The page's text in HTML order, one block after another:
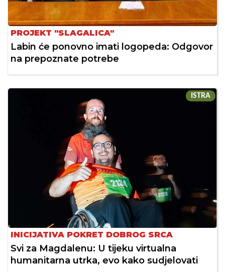
PROJEKT "SLAGALICA"
Labin će ponovno imati logopeda: Odgovor
na prepoznate potrebe
ISTRA
INICIJATIVA POKRET DOBROG SRCA
Svi za Magdalenu: U tijeku virtualna
humanitarna utrka, evo kako sudjelovati